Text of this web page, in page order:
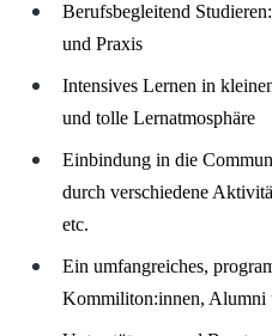
Berufsbegleitend
und Praxis
Intensives Lernen in
und tolle Lernatmosphäre
Einbindung in die
durch verschiedene
etc.
Ein umfangreiches,
Kommiliton:innen, Alumni